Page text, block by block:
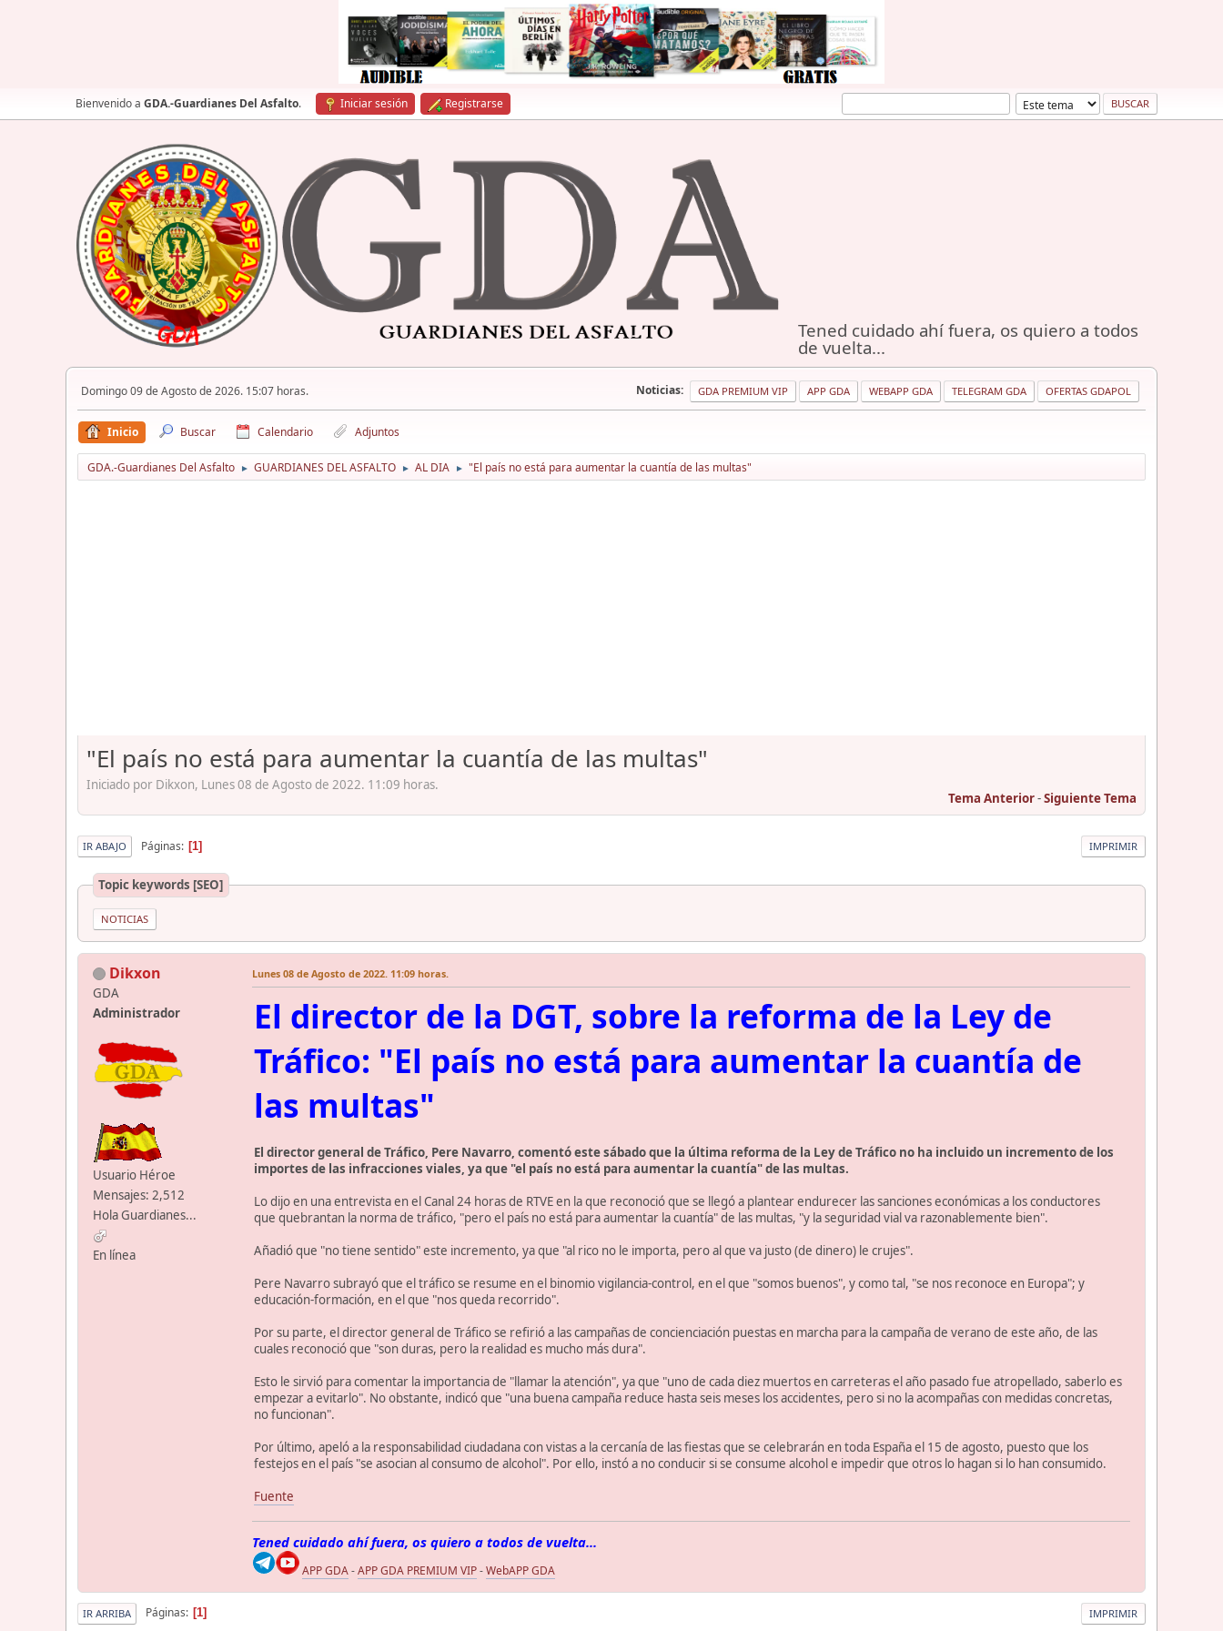
Bienvenido a GDA.-Guardianes Del Asfalto. Iniciar sesión Registrarse
Tened cuidado ahí fuera, os quiero a todos
de vuelta...
Domingo 09 de Agosto de 2026. 15:07 horas. Noticias: GDA PREMIUM VIP APP GDA WEBAPP GDA TELEGRAM GDA OFERTAS GDAPOL
Inicio Buscar Calendario Adjuntos
GDA.-Guardianes Del Asfalto ► GUARDIANES DEL ASFALTO ► AL DIA ► "El país no está para aumentar la cuantía de las multas"
"El país no está para aumentar la cuantía de las multas"
Iniciado por Dikxon, Lunes 08 de Agosto de 2022. 11:09 horas.
Tema Anterior-Siguiente Tema
IMPRIMIR
IR ABAJO Páginas 1
Topic keywords [SEO]
NOTICIAS
Dikxon
GDA
Administrador
Usuario Héroe
Mensajes: 2,512
Hola Guardianes...
En línea
Lunes 08 de Agosto de 2022. 11:09 horas.
El director de la DGT, sobre la reforma de la Ley de
Tráfico: "El país no está para aumentar la cuantía de
las multas"
El director general de Tráfico, Pere Navarro, comentó este sábado que la última reforma de la Ley de Tráfico no ha incluido un incremento de los
importes de las infracciones viales, ya que "el país no está para aumentar la cuantía" de las multas.
Lo dijo en una entrevista en el Canal 24 horas de RTVE en la que reconoció que se llegó a plantear endurecer las sanciones económicas a los conductores
que quebrantan la norma de tráfico, "pero el país no está para aumentar la cuantía" de las multas, "y la seguridad vial va razonablemente bien".
Añadió que "no tiene sentido" este incremento, ya que "al rico no le importa, pero al que va justo (de dinero) le crujes".
Pere Navarro subrayó que el tráfico se resume en el binomio vigilancia-control, en el que "somos buenos", y como tal, "se nos reconoce en Europa"; y
educación-formación, en el que "nos queda recorrido".
Por su parte, el director general de Tráfico se refirió a las campañas de concienciación puestas en marcha para la campaña de verano de este año, de las
cuales reconoció que "son duras, pero la realidad es mucho más dura".
Esto le sirvió para comentar la importancia de "llamar la atención", ya que "uno de cada diez muertos en carreteras el año pasado fue atropellado, saberlo es
empezar a evitarlo". No obstante, indicó que "una buena campaña reduce hasta seis meses los accidentes, pero si no la acompañas con medidas concretas,
no funcionan".
Por último, apeló a la responsabilidad ciudadana con vistas a la cercanía de las fiestas que se celebrarán en toda España el 15 de agosto, puesto que los
festejos en el país "se asocian al consumo de alcohol". Por ello, instó a no conducir si se consume alcohol e impedir que otros lo hagan si lo han consumido.
Fuente
Tened cuidado ahí fuera, os quiero a todos de vuelta...
APP GDA-APP GDA PREMIUM VIP-WebAPP GDA
IMPRIMIR
IR ARRIBA Páginas 1